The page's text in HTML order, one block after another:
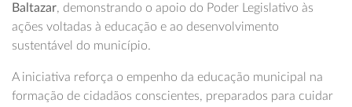
Baltazar, demonstrando o apoio do Poder Legislativo às
ações voltadas à educação e ao desenvolvimento
sustentável do município.
A iniciativa reforça o empenho da educação municipal na
formação de cidadãos conscientes, preparados para cuidar